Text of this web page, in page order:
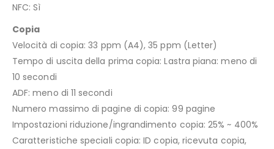
NFC: Sì
Copia
Velocità di copia: 33 ppm (A4), 35 ppm (Letter)
Tempo di uscita della prima copia: Lastra piana: meno di
10 secondi
ADF: meno di 11 secondi
Numero massimo di pagine di copia: 99 pagine
Impostazioni riduzione/ingrandimento copia: 25% ~ 400%
Caratteristiche speciali copia: ID copia, ricevuta copia,